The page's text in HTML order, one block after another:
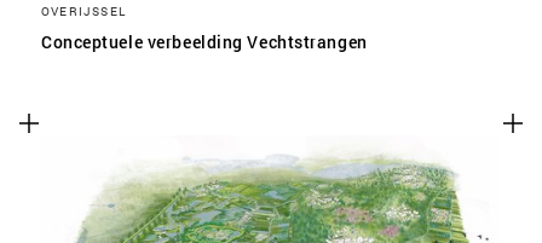
OVERIJSSEL
Conceptuele verbeelding Vechtstrangen